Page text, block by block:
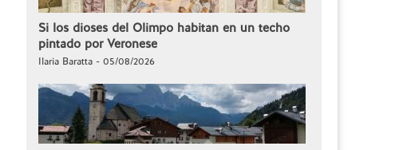
Si los dioses del Olimpo habitan en un techo
pintado por Veronese
Ilaria Baratta - 05/08/2026